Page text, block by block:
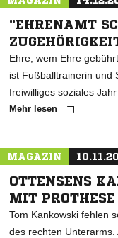
"EHRENAMT
Ehre, wem Ehre
ist Fußballtrainerin und
freiwilliges soziales
Mehr lesen
MAGAZIN
OTTENSENS
MIT PROTHESE
Tom Kankowski fehlen
des rechten Unterarms.